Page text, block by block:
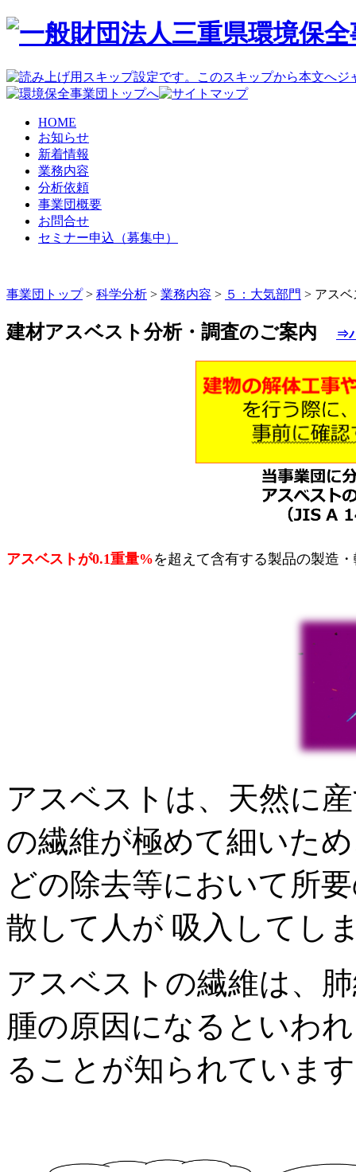
HOME
お知らせ
新着情報
業務内容
分析依頼
事業団概要
お問合せ
セミナー申込（募集中）
事業団トップ > 科学分析 > 業務内容 > ５：大気部門 > アス
建材アスベスト分析・調査のご案内 ⇒
アスベストが0.1重量%を超えて含有する製品の製造
アスベストは、天然に
の繊維が極めて細いた
どの除去等において所
散して人が 吸入してし
アスベストの繊維は、
腫の原因になるといわ
ることが知られていま